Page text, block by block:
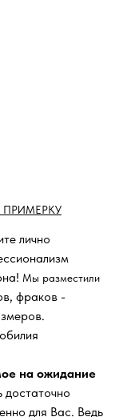
лично
Мы разместили
фраков -
на ожидание
достаточно
для Вас. Ведь